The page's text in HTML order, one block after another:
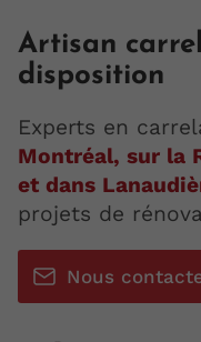
Artisan
disposition
Experts en
Montréal, sur la
et dans
projets de
Nous